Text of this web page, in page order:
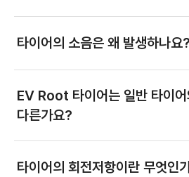
타이어의 소음은 왜 발생하나요?
EV Root 타이어는 일반 타이
다른가요?
타이어의 회전저항이란 무엇인